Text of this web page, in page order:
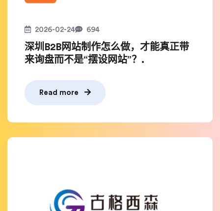
2026-02-24 694
深圳B2B网站制作怎么做，才能真正带
来询盘而不是“摆设网站”？.
Read more